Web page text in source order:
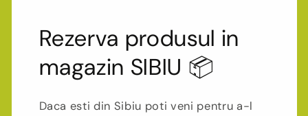
Rezerva produsul in
magazin SIBIU 📦
Daca esti din Sibiu poti veni pentru a-l